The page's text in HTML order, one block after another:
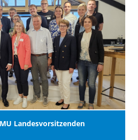
Landesvorsitzenden